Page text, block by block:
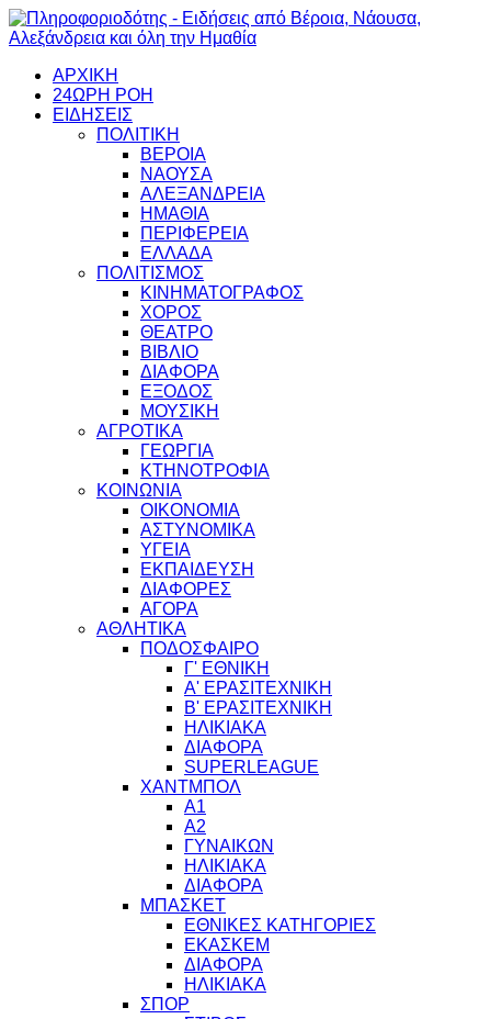
ΑΡΧΙΚΗ
24ΩΡΗ ΡΟΗ
ΕΙΔΗΣΕΙΣ
ΠΟΛΙΤΙΚΗ
ΒΕΡΟΙΑ
ΝΑΟΥΣΑ
ΑΛΕΞΑΝΔΡΕΙΑ
ΗΜΑΘΙΑ
ΠΕΡΙΦΕΡΕΙΑ
ΕΛΛΑΔΑ
ΠΟΛΙΤΙΣΜΟΣ
ΚΙΝΗΜΑΤΟΓΡΑΦΟΣ
ΧΟΡΟΣ
ΘΕΑΤΡΟ
ΒΙΒΛΙΟ
ΔΙΑΦΟΡΑ
ΕΞΟΔΟΣ
ΜΟΥΣΙΚΗ
ΑΓΡΟΤΙΚΑ
ΓΕΩΡΓΙΑ
ΚΤΗΝΟΤΡΟΦΙΑ
ΚΟΙΝΩΝΙΑ
ΟΙΚΟΝΟΜΙΑ
ΑΣΤΥΝΟΜΙΚΑ
ΥΓΕΙΑ
ΕΚΠΑΙΔΕΥΣΗ
ΔΙΑΦΟΡΕΣ
ΑΓΟΡΑ
ΑΘΛΗΤΙΚΑ
ΠΟΔΟΣΦΑΙΡΟ
Γ' ΕΘΝΙΚΗ
Α' ΕΡΑΣΙΤΕΧΝΙΚΗ
Β' ΕΡΑΣΙΤΕΧΝΙΚΗ
ΗΛΙΚΙΑΚΑ
ΔΙΑΦΟΡΑ
SUPERLEAGUE
ΧΑΝΤΜΠΟΛ
Α1
Α2
ΓΥΝΑΙΚΩΝ
ΗΛΙΚΙΑΚΑ
ΔΙΑΦΟΡΑ
ΜΠΑΣΚΕΤ
ΕΘΝΙΚΕΣ ΚΑΤΗΓΟΡΙΕΣ
ΕΚΑΣΚΕΜ
ΔΙΑΦΟΡΑ
ΗΛΙΚΙΑΚΑ
ΣΠΟΡ